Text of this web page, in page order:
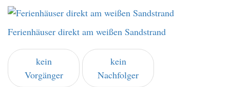
Ferienhäuser direkt am weißen Sandstrand
kein
Vorgänger
kein
Nachfolger